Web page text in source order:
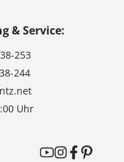
& Service:
253
244
Uhr